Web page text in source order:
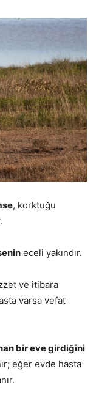
, korktuğu
eceli yakındır.
ve itibara
varsa vefat
bir eve girdiğini
eğer evde hasta